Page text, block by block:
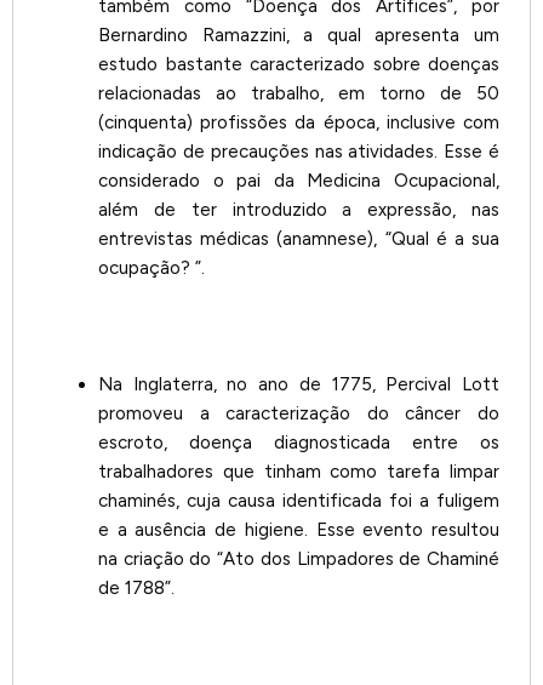
também como “Doença dos Artífices”, por
Bernardino Ramazzini, a qual apresenta um
estudo bastante caracterizado sobre doenças
relacionadas ao trabalho, em torno de 50
(cinquenta) profissões da época, inclusive com
indicação de precauções nas atividades. Esse é
considerado o pai da Medicina Ocupacional,
além de ter introduzido a expressão, nas
entrevistas médicas (anamnese), “Qual é a sua
ocupação? ”.
Na Inglaterra, no ano de 1775, Percival Lott
promoveu a caracterização do câncer do
escroto, doença diagnosticada entre os
trabalhadores que tinham como tarefa limpar
chaminés, cuja causa identificada foi a fuligem
e a ausência de higiene. Esse evento resultou
na criação do “Ato dos Limpadores de Chaminé
de 1788”.